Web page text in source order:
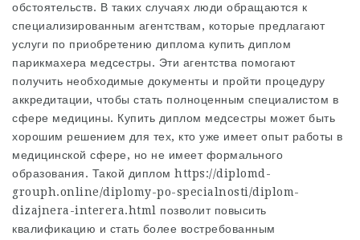
обстоятельств. В таких случаях люди обращаются к
специализированным агентствам, которые предлагают
услуги по приобретению диплома купить диплом
парикмахера медсестры. Эти агентства помогают
получить необходимые документы и пройти процедуру
аккредитации, чтобы стать полноценным специалистом в
сфере медицины. Купить диплом медсестры может быть
хорошим решением для тех, кто уже имеет опыт работы в
медицинской сфере, но не имеет формального
образования. Такой диплом https://diplomd-
grouph.online/diplomy-po-specialnosti/diplom-
dizajnera-interera.html позволит повысить
квалификацию и стать более востребованным